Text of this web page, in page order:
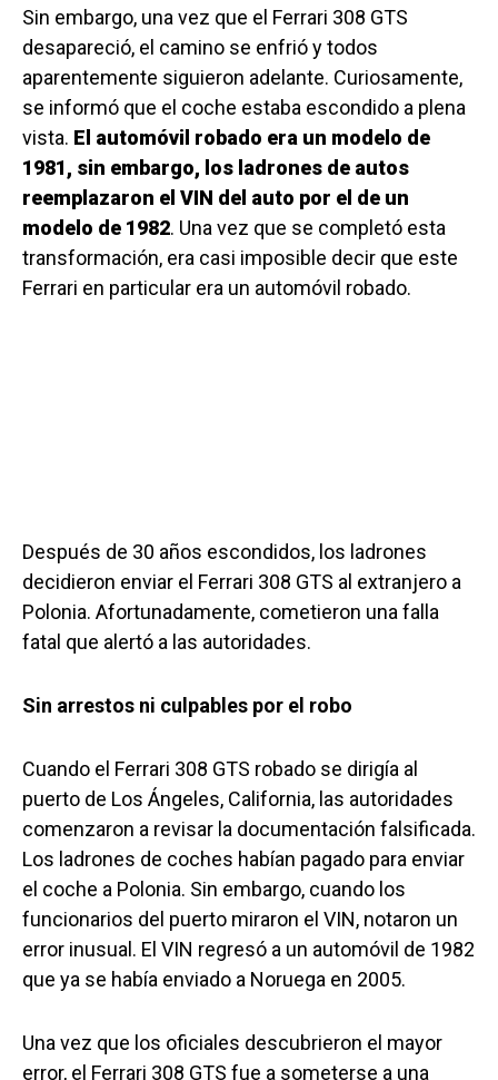
Sin embargo, una vez que el Ferrari 308 GTS
desapareció, el camino se enfrió y todos
aparentemente siguieron adelante. Curiosamente,
se informó que el coche estaba escondido a plena
vista. El automóvil robado era un modelo de
1981, sin embargo, los ladrones de autos
reemplazaron el VIN del auto por el de un
modelo de 1982. Una vez que se completó esta
transformación, era casi imposible decir que este
Ferrari en particular era un automóvil robado.
Después de 30 años escondidos, los ladrones
decidieron enviar el Ferrari 308 GTS al extranjero a
Polonia. Afortunadamente, cometieron una falla
fatal que alertó a las autoridades.
Sin arrestos ni culpables por el robo
Cuando el Ferrari 308 GTS robado se dirigía al
puerto de Los Ángeles, California, las autoridades
comenzaron a revisar la documentación falsificada.
Los ladrones de coches habían pagado para enviar
el coche a Polonia. Sin embargo, cuando los
funcionarios del puerto miraron el VIN, notaron un
error inusual. El VIN regresó a un automóvil de 1982
que ya se había enviado a Noruega en 2005.
Una vez que los oficiales descubrieron el mayor
error, el Ferrari 308 GTS fue a someterse a una